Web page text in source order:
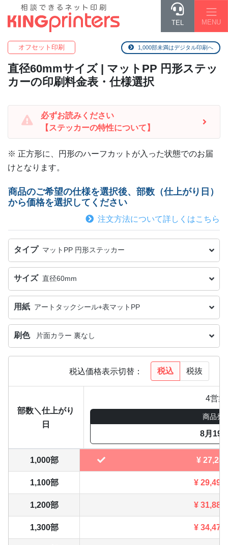
TEL MENU
オフセット印刷
直径60mmサイズ | マットPP 円形ステッ
カーの印刷料金表・仕様選択
1,000部未満はデジタル印刷へ
必ずお読みください
【ステッカーの特性について】
※ 正方形に、円形のハーフカットが入った状態でのお届
けとなります。
商品のご希望の仕様を選択後、部数（仕上がり日）
から価格を選択してください
注文方法について詳しくはこちら
タイプ マットPP 円形ステッカー
サイズ 直径60mm
用紙 アートタックシール+表マットPP
刷色 片面カラー 裏なし
税込価格表示切替： 税込 税抜
部数＼仕上がり
日
4営
商品発
8月19
1,000部 ¥ 27,280
1,100部 ¥ 29,491
1,200部 ¥ 31,889
1,300部 ¥ 34,474